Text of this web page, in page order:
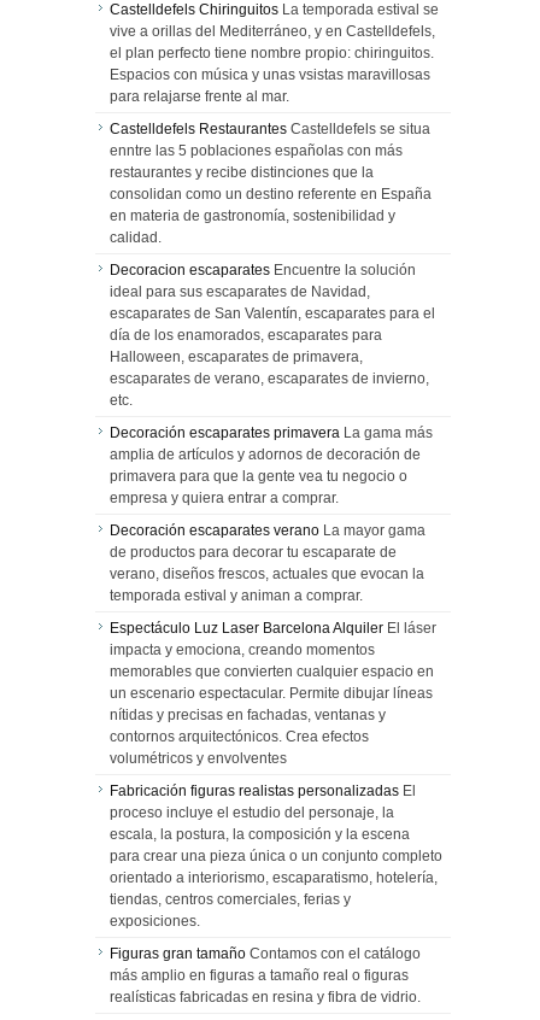
Castelldefels Chiringuitos La temporada estival se
vive a orillas del Mediterráneo, y en Castelldefels,
el plan perfecto tiene nombre propio: chiringuitos.
Espacios con música y unas vsistas maravillosas
para relajarse frente al mar.
Castelldefels Restaurantes Castelldefels se situa
enntre las 5 poblaciones españolas con más
restaurantes y recibe distinciones que la
consolidan como un destino referente en España
en materia de gastronomía, sostenibilidad y
calidad.
Decoracion escaparates Encuentre la solución
ideal para sus escaparates de Navidad,
escaparates de San Valentín, escaparates para el
día de los enamorados, escaparates para
Halloween, escaparates de primavera,
escaparates de verano, escaparates de invierno,
etc.
Decoración escaparates primavera La gama más
amplia de artículos y adornos de decoración de
primavera para que la gente vea tu negocio o
empresa y quiera entrar a comprar.
Decoración escaparates verano La mayor gama
de productos para decorar tu escaparate de
verano, diseños frescos, actuales que evocan la
temporada estival y animan a comprar.
Espectáculo Luz Laser Barcelona Alquiler El láser
impacta y emociona, creando momentos
memorables que convierten cualquier espacio en
un escenario espectacular. Permite dibujar líneas
nítidas y precisas en fachadas, ventanas y
contornos arquitectónicos. Crea efectos
volumétricos y envolventes
Fabricación figuras realistas personalizadas El
proceso incluye el estudio del personaje, la
escala, la postura, la composición y la escena
para crear una pieza única o un conjunto completo
orientado a interiorismo, escaparatismo, hotelería,
tiendas, centros comerciales, ferias y
exposiciones.
Figuras gran tamaño Contamos con el catálogo
más amplio en figuras a tamaño real o figuras
realísticas fabricadas en resina y fibra de vidrio.